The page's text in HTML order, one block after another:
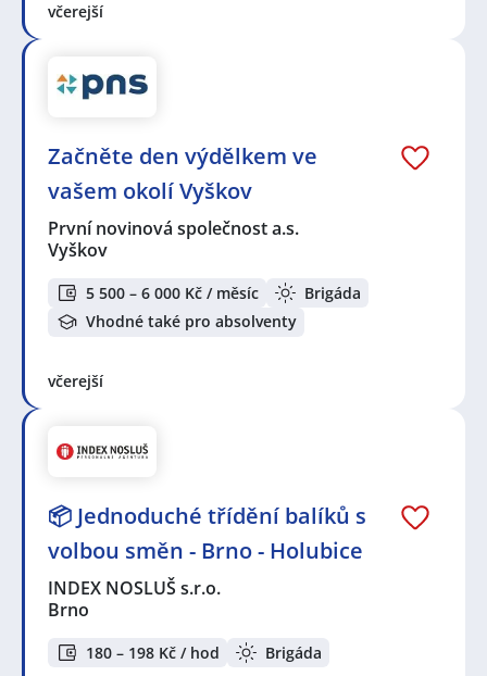
včerejší
Začněte den výdělkem ve
vašem okolí Vyškov
První novinová společnost a.s.
Vyškov
5 500 – 6 000 Kč / měsíc
Brigáda
Vhodné také pro absolventy
včerejší
📦 Jednoduché třídění balíků s
volbou směn - Brno - Holubice
INDEX NOSLUŠ s.r.o.
Brno
180 – 198 Kč / hod Brigáda